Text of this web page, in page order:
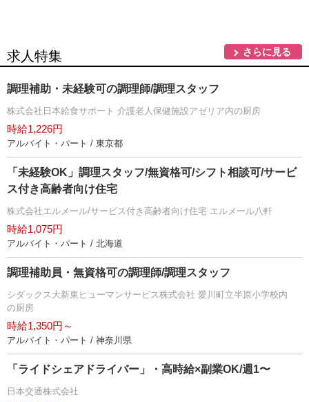
求人特集 さらに見る
調理補助・未経験可の調理師/調理スタッフ
株式会社日本給食サポート 介護老人保健施設アゼリア内の厨房
時給1,226円
アルバイト・パート / 東京都
「未経験OK」調理スタッフ/無資格可/シフト相談可/サービ
ス付き高齢者向け住宅
株式会社エルメール/サービス付き高齢者向け住宅 エルメール八軒
時給1,075円
アルバイト・パート / 北海道
調理補助員・無資格可の調理師/調理スタッフ
シダックス大新東ヒューマンサービス株式会社 愛川町立半原小学校内
の厨房
時給1,350円～
アルバイト・パート / 神奈川県
「ライドシェアドライバー」・高時給×副業OK/週1〜
日本交通株式会社